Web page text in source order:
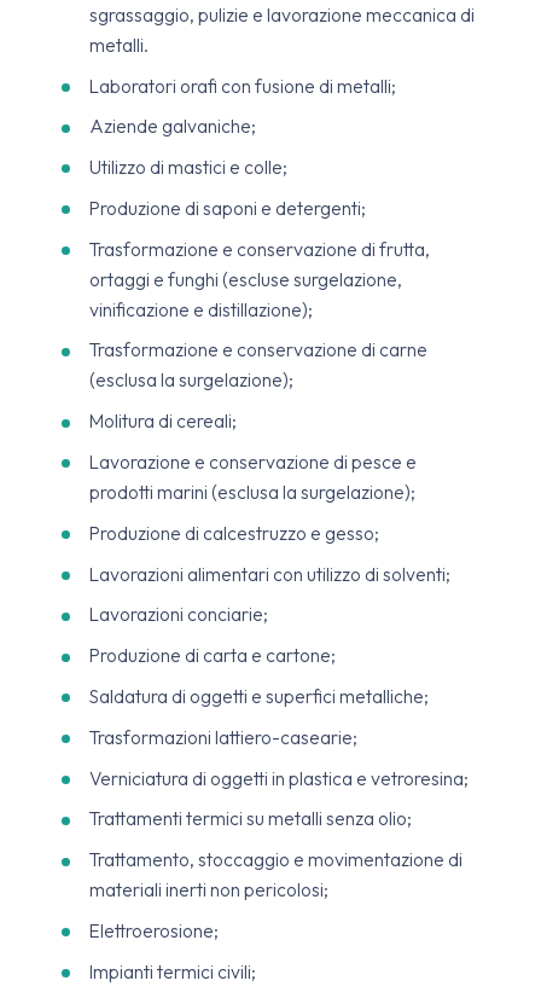
sgrassaggio, pulizie e lavorazione meccanica di
metalli.
Laboratori orafi con fusione di metalli;
Aziende galvaniche;
Utilizzo di mastici e colle;
Produzione di saponi e detergenti;
Trasformazione e conservazione di frutta,
ortaggi e funghi (escluse surgelazione,
vinificazione e distillazione);
Trasformazione e conservazione di carne
(esclusa la surgelazione);
Molitura di cereali;
Lavorazione e conservazione di pesce e
prodotti marini (esclusa la surgelazione);
Produzione di calcestruzzo e gesso;
Lavorazioni alimentari con utilizzo di solventi;
Lavorazioni conciarie;
Produzione di carta e cartone;
Saldatura di oggetti e superfici metalliche;
Trasformazioni lattiero-casearie;
Verniciatura di oggetti in plastica e vetroresina;
Trattamenti termici su metalli senza olio;
Trattamento, stoccaggio e movimentazione di
materiali inerti non pericolosi;
Elettroerosione;
Impianti termici civili;